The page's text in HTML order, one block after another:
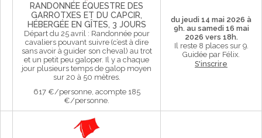
RANDONNÉE ÉQUESTRE DES
GARROTXES ET DU CAPCIR,
HÉBERGÉE EN GÎTES, 3 JOURS
Départ du 25 avril : Randonnée pour
cavaliers pouvant suivre (c’est à dire
sans avoir à guider son cheval) au trot
et un petit peu galoper. Il y a chaque
jour plusieurs temps de galop moyen
sur 20 à 50 mètres.
617 €/personne, acompte 185
€/personne.
du jeudi 14 mai 2026 à
9h. au samedi 16 mai
2026 vers 18h.
Il reste 8 places sur 9.
Guidée par Félix.
S'inscrire